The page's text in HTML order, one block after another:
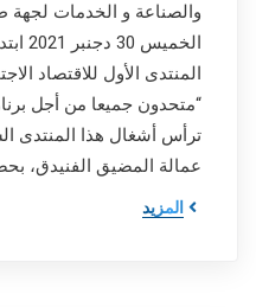
والصناعة و الخدمات
المنتدى الأول للاقتصاد
“متحدون جميعا من أجل
ترأس أشغال هذا المنتدى
عمالة المضيق الفنيدق،
المزيد